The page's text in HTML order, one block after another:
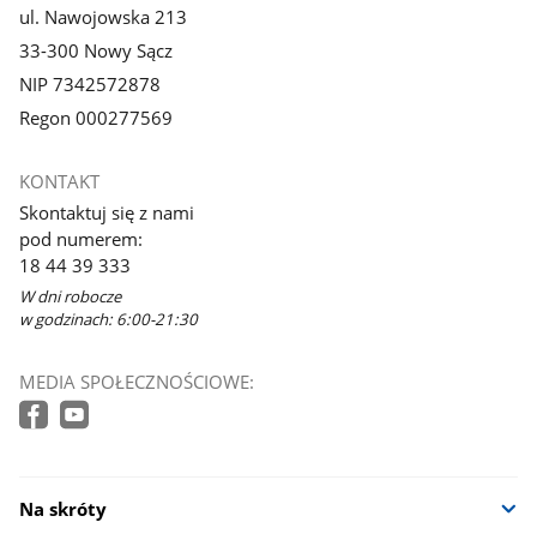
ul. Nawojowska 213
33-300 Nowy Sącz
NIP 7342572878
Regon 000277569
KONTAKT
Skontaktuj się z nami
pod numerem:
18 44 39 333
W dni robocze
w godzinach: 6:00-21:30
MEDIA SPOŁECZNOŚCIOWE:
Na skróty